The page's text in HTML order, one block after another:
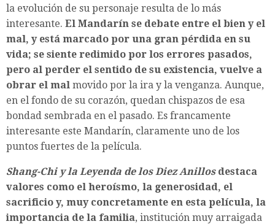
la evolución de su personaje resulta de lo más
interesante. El Mandarín se debate entre el bien y el
mal, y está marcado por una gran pérdida en su
vida; se siente redimido por los errores pasados,
pero al perder el sentido de su existencia, vuelve a
obrar el mal movido por la ira y la venganza. Aunque,
en el fondo de su corazón, quedan chispazos de esa
bondad sembrada en el pasado. Es francamente
interesante este Mandarín, claramente uno de los
puntos fuertes de la película.
Shang-Chi y la Leyenda de los Diez Anillos destaca
valores como el heroísmo, la generosidad, el
sacrificio y, muy concretamente en esta película, la
importancia de la familia, institución muy arraigada